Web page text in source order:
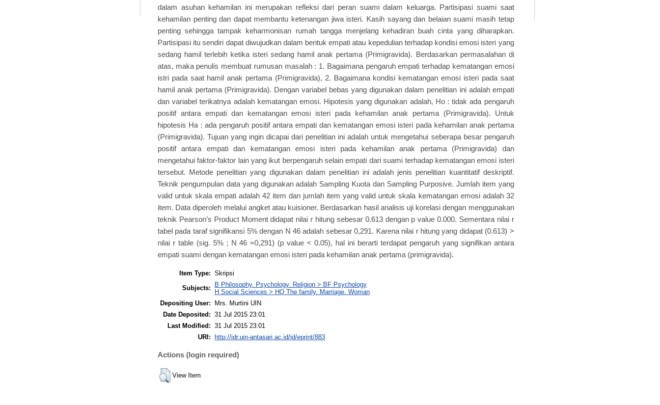
dalam asuhan kehamilan ini merupakan refleksi dari peran suami dalam keluarga. Partisipasi suami saat
kehamilan penting dan dapat membantu ketenangan jiwa isteri. Kasih sayang dan belaian suami masih tetap
penting sehingga tampak keharmonisan rumah tangga menjelang kehadiran buah cinta yang diharapkan.
Partisipasi itu sendiri dapat diwujudkan dalam bentuk empati atau kepedulian terhadap kondisi emosi isteri yang
sedang hamil terlebih ketika isteri sedang hamil anak pertama (Primigravida). Berdasarkan permasalahan di
atas, maka penulis membuat rumusan masalah : 1. Bagaimana pengaruh empati terhadap kematangan emosi
istri pada saat hamil anak pertama (Primigravida), 2. Bagaimana kondisi kematangan emosi isteri pada saat
hamil anak pertama (Primigravida). Dengan variabel bebas yang digunakan dalam penelitian ini adalah empati
dan variabel terikatnya adalah kematangan emosi. Hipotesis yang digunakan adalah, Ho : tidak ada pengaruh
positif antara empati dan kematangan emosi isteri pada kehamilan anak pertama (Primigravida). Untuk
hipotesis Ha : ada pengaruh positif antara empati dan kematangan emosi isteri pada kehamilan anak pertama
(Primigravida). Tujuan yang ingin dicapai dari penelitian ini adalah untuk mengetahui seberapa besar pengaruh
positif antara empati dan kematangan emosi isteri pada kehamilan anak pertama (Primigravida) dan
mengetahui faktor-faktor lain yang ikut berpengaruh selain empati dari suami terhadap kematangan emosi isteri
tersebut. Metode penelitian yang digunakan dalam penelitian ini adalah jenis penelitian kuantitatif deskriptif.
Teknik pengumpulan data yang digunakan adalah Sampling Kuota dan Sampling Purposive. Jumlah item yang
valid untuk skala empati adalah 42 item dan jumlah item yang valid untuk skala kematangan emosi adalah 32
item. Data diperoleh melalui angket atau kuisioner. Berdasarkan hasil analisis uji korelasi dengan menggunakan
teknik Pearson’s Product Moment didapat nilai r hitung sebesar 0.613 dengan p value 0.000. Sementara nilai r
tabel pada taraf signifikansi 5% dengan N 46 adalah sebesar 0,291. Karena nilai r hitung yang didapat (0.613) >
nilai r table (sig. 5% ; N 46 =0,291) (p value < 0.05), hal ini berarti terdapat pengaruh yang signifikan antara
empati suami dengan kematangan emosi isteri pada kehamilan anak pertama (primigravida).
Item Type: Skripsi
Subjects:
B Philosophy. Psychology. Religion > BF Psychology
H Social Sciences > HQ The family. Marriage. Woman
Depositing User:
Mrs. Murtini UIN
Date Deposited: 31 Jul 2015 23:01
Last Modified: 31 Jul 2015 23:01
URI: http://idr.uin-antasari.ac.id/id/eprint/883
Actions (login required)
View Item